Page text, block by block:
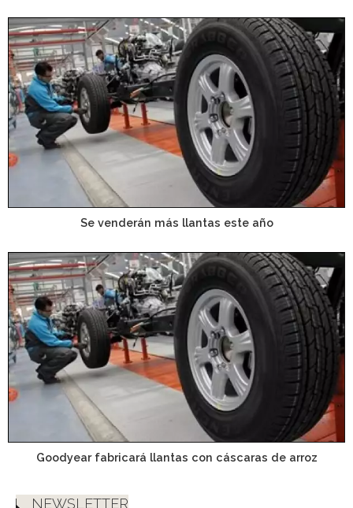
Se venderán más llantas este año
Goodyear fabricará llantas con cáscaras de arroz
NEWSLETTER